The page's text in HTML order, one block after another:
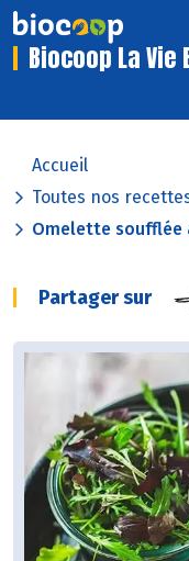
Biocoop La Vie
Accueil
Toutes nos
Omelette soufflée
Partager sur